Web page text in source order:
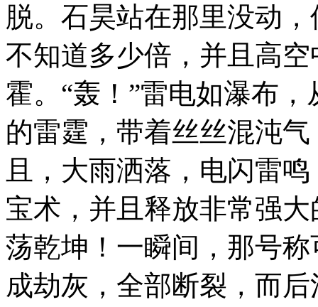
脱。石昊站在那里没动
不知道多少倍，并且高
霍。“轰！”雷电如瀑布
的雷霆，带着丝丝混沌
且，大雨洒落，电闪雷
宝术，并且释放非常强
荡乾坤！一瞬间，那号
成劫灰，全部断裂，而